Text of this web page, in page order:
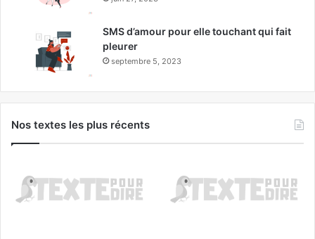
SMS d’amour pour elle touchant qui fait
pleurer
septembre 5, 2023
Nos textes les plus récents